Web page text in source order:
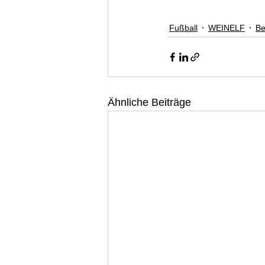
Fußball WEINELF
Ähnliche Beiträge
WEINELF Deutschland
Deutsche